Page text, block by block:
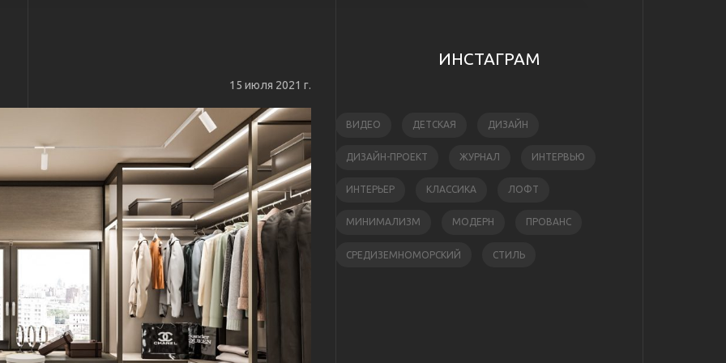
15 июля 2021 г.
ИНСТАГРАМ
ВИДЕО ДЕТСКАЯ ДИЗАЙН
ДИЗАЙН-ПРОЕКТ ЖУРНАЛ ИНТЕРВЬЮ
ИНТЕРЬЕР КЛАССИКА ЛОФТ
МИНИМАЛИЗМ МОДЕРН ПРОВАНС
СРЕДИЗЕМНОМОРСКИЙ СТИЛЬ